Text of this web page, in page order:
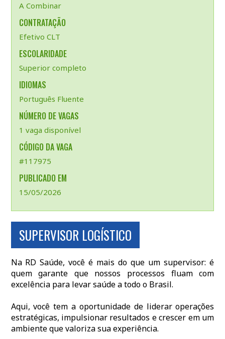
A Combinar
CONTRATAÇÃO
Efetivo CLT
ESCOLARIDADE
Superior completo
IDIOMAS
Português Fluente
NÚMERO DE VAGAS
1 vaga disponível
CÓDIGO DA VAGA
#117975
PUBLICADO EM
15/05/2026
SUPERVISOR LOGÍSTICO
Na RD Saúde, você é mais do que um supervisor: é
quem garante que nossos processos fluam com
excelência para levar saúde a todo o Brasil.
Aqui, você tem a oportunidade de liderar operações
estratégicas, impulsionar resultados e crescer em um
ambiente que valoriza sua experiência.